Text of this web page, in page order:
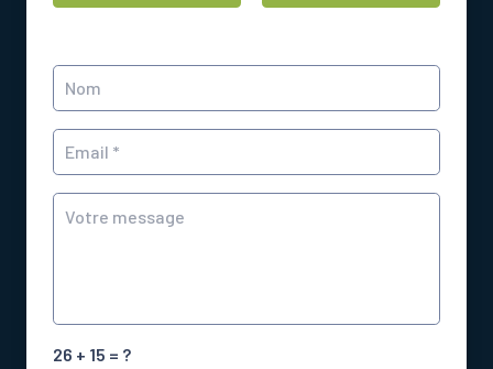
26 + 15 = ?